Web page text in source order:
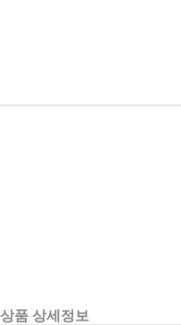
상품 상세정보